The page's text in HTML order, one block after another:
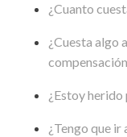
¿Cuanto
¿Cuesta algo
¿Estoy
¿Tengo que